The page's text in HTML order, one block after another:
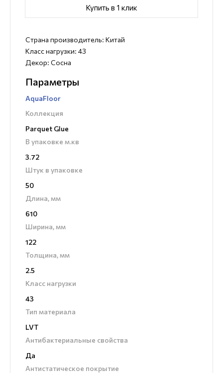
Купить в 1 клик
Страна производитель: Китай
Класс нагрузки: 43
Декор: Сосна
Параметры
AquaFloor
Коллекция
Parquet Glue
В упаковке м.кв
3.72
Штук в упаковке
50
Длина, мм
610
Ширина, мм
122
Толщина, мм
2.5
Класс нагрузки
43
Тип материала
LVT
Антибактериальные свойства
Да
Антистатическое покрытие